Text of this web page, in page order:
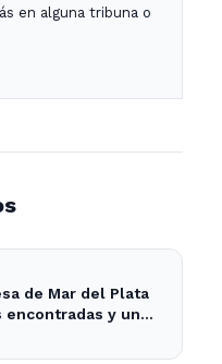
en alguna tribuna o
de Mar del Plata
encontradas y un